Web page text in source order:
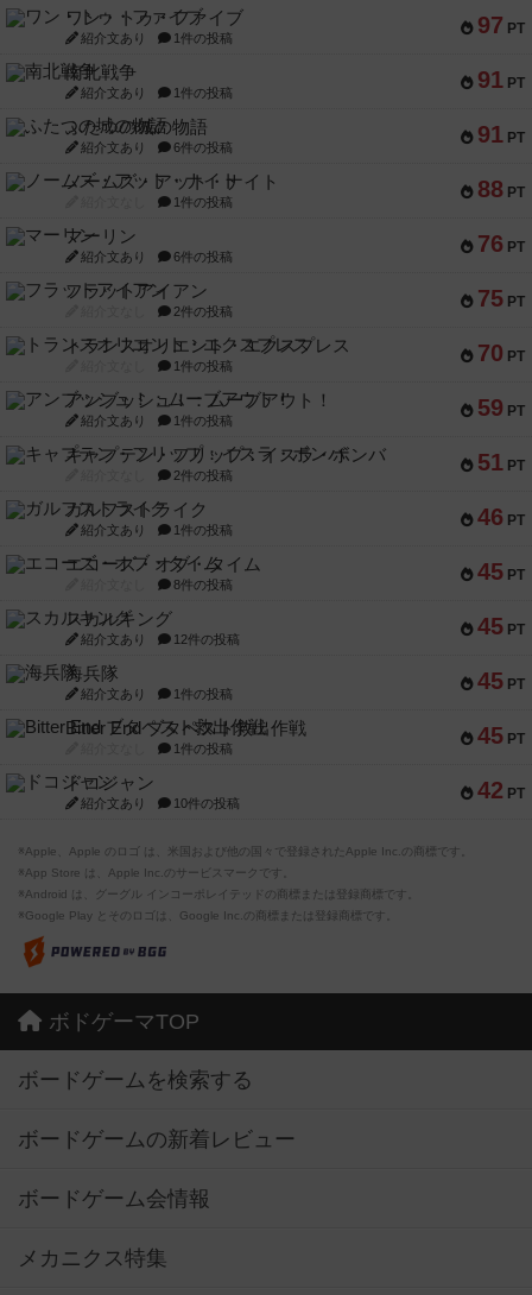
91
紹介文あり 1件の投稿
91
ふたつの城の物語
紹介文あり
88
ノームズ・アット・ナイト
紹介文なし 1件の投稿
76
マーリン
紹介文あり 6件の投稿
75
紹介文なし
70
紹介文なし 1件の投稿
59
アンブッシュ！：ムーブアウト！
紹介文あり 1件の投稿
51
キャプテン・フリップ：イスラ・ボンバ
紹介文なし 2件の投稿
46
ガルフストライク
紹介文あり 1件の投稿
45
紹介文なし 8件の投稿
45
スカルキング
紹介文あり 12件の投稿
45
紹介文あり
45
Bitter End ブタペスト救出作戦
紹介文なし
42
ドコジャン
紹介文あり 10件の投稿
※Apple、Apple のロゴ は、米国および他の国々で登録されたApple Inc.の商標です。
※App Store は、Apple Inc.のサービスマークです。
※Google Play とそのロゴは、Google Inc.の商標または登録商標です。
ボドゲーマTOP
ボードゲームを検索する
ボードゲームの新着レビュー
ボードゲーム会情報
メカニクス特集
掲示板・トピックス